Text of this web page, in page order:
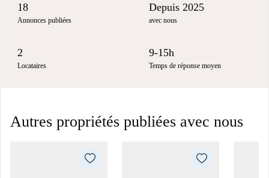
18
Annonces publiées
Depuis 2025
avec nous
2
Locataires
9-15h
Temps de réponse moyen
Autres propriétés publiées avec nous